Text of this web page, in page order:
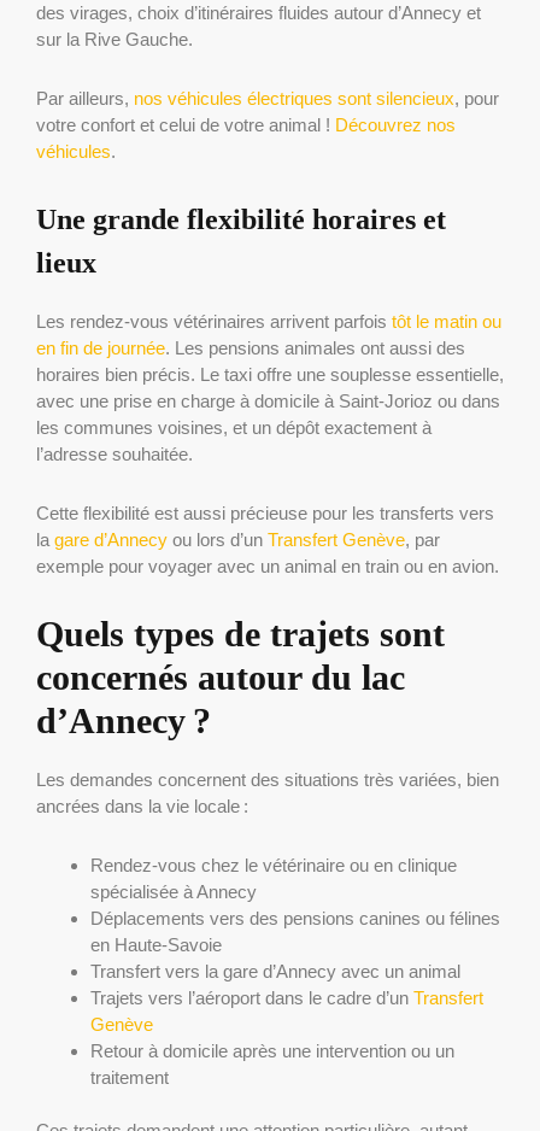
des virages, choix d’itinéraires fluides autour d’Annecy et
sur la Rive Gauche.
Par ailleurs, nos véhicules électriques sont silencieux, pour
votre confort et celui de votre animal ! Découvrez nos
véhicules.
Une grande flexibilité horaires et
lieux
Les rendez-vous vétérinaires arrivent parfois tôt le matin ou
en fin de journée. Les pensions animales ont aussi des
horaires bien précis. Le taxi offre une souplesse essentielle,
avec une prise en charge à domicile à Saint-Jorioz ou dans
les communes voisines, et un dépôt exactement à
l’adresse souhaitée.
Cette flexibilité est aussi précieuse pour les transferts vers
la gare d’Annecy ou lors d’un Transfert Genève, par
exemple pour voyager avec un animal en train ou en avion.
Quels types de trajets sont
concernés autour du lac
d’Annecy ?
Les demandes concernent des situations très variées, bien
ancrées dans la vie locale :
Rendez-vous chez le vétérinaire ou en clinique
spécialisée à Annecy
Déplacements vers des pensions canines ou félines
en Haute-Savoie
Transfert vers la gare d’Annecy avec un animal
Trajets vers l’aéroport dans le cadre d’un Transfert
Genève
Retour à domicile après une intervention ou un
traitement